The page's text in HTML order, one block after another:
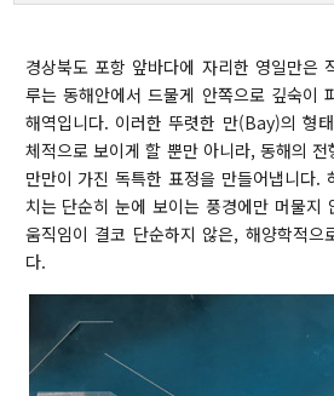
경상북도 포항 앞바다에 자리한 영일만은
루는 동해안에서 드물게 안쪽으로 깊숙이
해역입니다. 이러한 뚜렷한 만(Bay)의 형
체적으로 보이게 할 뿐만 아니라, 동해의
만만이 가진 독특한 표정을 만들어냅니다.
치는 단순히 눈에 보이는 풍경에만 머물지
움직임이 결코 단순하지 않은, 해양학적으
다.
Contact Us
Professor
Profile & Timeline
Teaching